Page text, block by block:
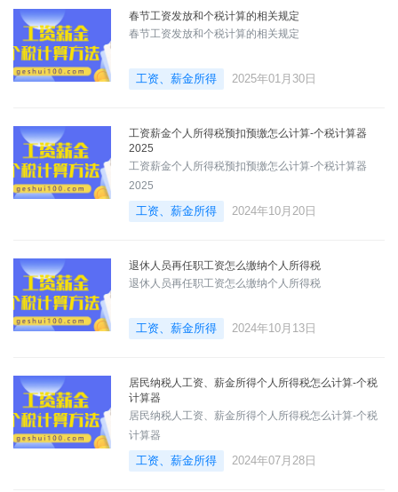
春节工资发放和个税计算的相关规定
春节工资发放和个税计算的相关规定
工资、薪金所得 2025年01月30日
工资薪金个人所得税预扣预缴怎么计算-个税计算器
2025
工资薪金个人所得税预扣预缴怎么计算-个税计算器
2025
工资、薪金所得 2024年10月20日
退休人员再任职工资怎么缴纳个人所得税
退休人员再任职工资怎么缴纳个人所得税
工资、薪金所得 2024年10月13日
居民纳税人工资、薪金所得个人所得税怎么计算-个税
计算器
居民纳税人工资、薪金所得个人所得税怎么计算-个税
计算器
工资、薪金所得 2024年07月28日